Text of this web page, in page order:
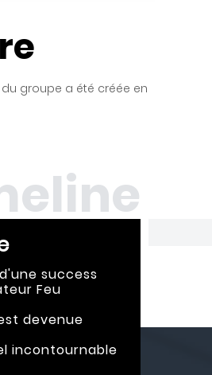
groupe a été créée en
success
Feu
devenue
incontournable